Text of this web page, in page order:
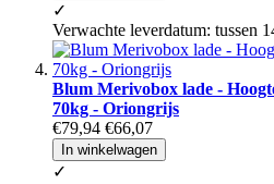
✓
Verwachte leverdatum: tussen
Blum Merivobox lade -
70kg - Oriongrijs
€79,94 €66,07
In winkelwagen
✓